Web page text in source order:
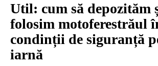
Util: cum să depozităm
folosim motoferestrăul
condinții de siguranță
iarnă